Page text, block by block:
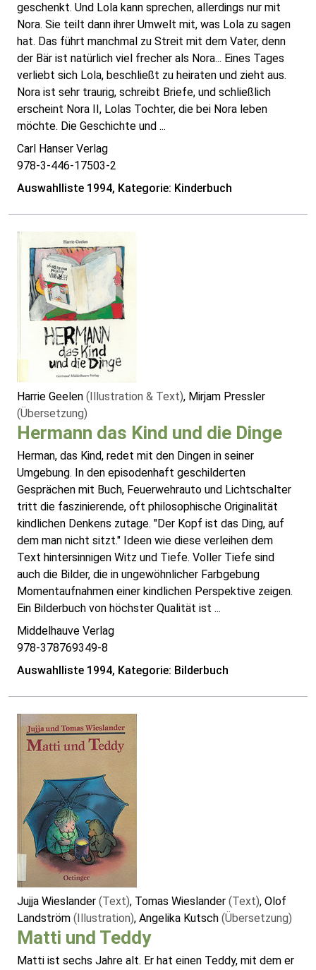
geschenkt. Und Lola kann sprechen, allerdings nur mit
Nora. Sie teilt dann ihrer Umwelt mit, was Lola zu sagen
hat. Das führt manchmal zu Streit mit dem Vater, denn
der Bär ist natürlich viel frecher als Nora... Eines Tages
verliebt sich Lola, beschließt zu heiraten und zieht aus.
Nora ist sehr traurig, schreibt Briefe, und schließlich
erscheint Nora II, Lolas Tochter, die bei Nora leben
möchte. Die Geschichte und ...
Carl Hanser Verlag
978-3-446-17503-2
Auswahlliste 1994, Kategorie: Kinderbuch
Harrie Geelen (Illustration & Text), Mirjam Pressler
(Übersetzung)
Hermann das Kind und die Dinge
Herman, das Kind, redet mit den Dingen in seiner
Umgebung. In den episodenhaft geschilderten
Gesprächen mit Buch, Feuerwehrauto und Lichtschalter
tritt die faszinierende, oft philosophische Originalität
kindlichen Denkens zutage. "Der Kopf ist das Ding, auf
dem man nicht sitzt." Ideen wie diese verleihen dem
Text hintersinnigen Witz und Tiefe. Voller Tiefe sind
auch die Bilder, die in ungewöhnlicher Farbgebung
Momentaufnahmen einer kindlichen Perspektive zeigen.
Ein Bilderbuch von höchster Qualität ist ...
Middelhauve Verlag
978-378769349-8
Auswahlliste 1994, Kategorie: Bilderbuch
Jujja Wieslander (Text), Tomas Wieslander (Text), Olof
Landström (Illustration), Angelika Kutsch (Übersetzung)
Matti und Teddy
Matti ist sechs Jahre alt. Er hat einen Teddy, mit dem er